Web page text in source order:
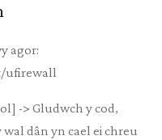
agor:
ufirewall
-> Gludwch y cod,
dân yn cael ei chreu